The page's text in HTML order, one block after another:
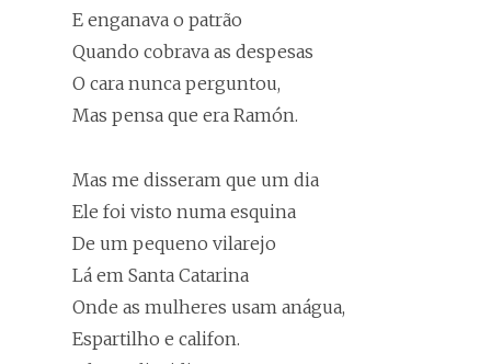
E enganava o patrão
Quando cobrava as despesas
O cara nunca perguntou,
Mas pensa que era Ramón.
Mas me disseram que um dia
Ele foi visto numa esquina
De um pequeno vilarejo
Lá em Santa Catarina
Onde as mulheres usam anágua,
Espartilho e califon.